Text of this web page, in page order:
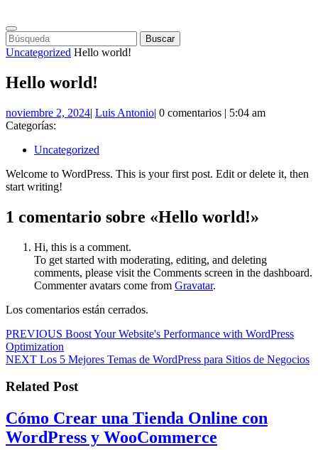
al
contenido
Botón
de
apertura
Botón
De
Buscar:
Uncategorized Hello world!
Hello world!
noviembre 2, 2024noviembre
| Luis AntonioLuis
| 0 comentarios | 5:04 am
Categorías:
Uncategorized
Welcome to WordPress. This is your first post. Edit or delete it, then
start writing!
1 comentario sobre «Hello world!»
Hi, this is a comment.
To get started with moderating, editing, and deleting
comments, please visit the Comments screen in the dashboard.
Commenter avatars come from Gravatar.
Los comentarios están cerrados.
Navegación
de
PREVIOUS Entrada
Boost Your Website's Performance with WordPress
Optimization
NEXT Siguiente
Los 5 Mejores Temas de WordPress para Sitios de Negocios
Related Post
Cómo Crear una Tienda Online con
WordPress y WooCommerce